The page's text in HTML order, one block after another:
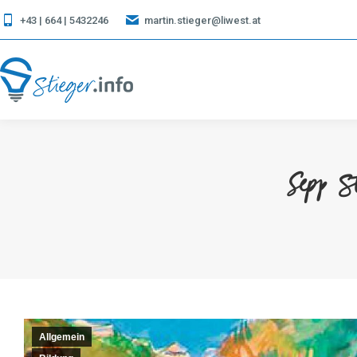
+43 | 664 | 5432246 martin.stieger@liwest.at
Sepp
Allgemein